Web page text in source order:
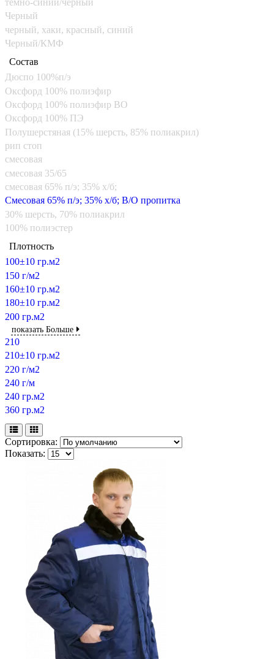
тёмно-синий/черный
Черный
черный, хаки, красный, синий
Черный/КМФ
Состав
Дюспо 100%п/э
Оксфорд 100% полиэфир
Оксфорд 100% полиэфир ВО
Оксфорд 100% ПЭ
Полушерстяная (15% шерсть, 85% полиакрил)
рип стоп
смесовая
смесовая 35/65
смесовая 65% п/э; 35% х/б;
Смесовая 65% п/э; 35% х/б; В/О пропитка
30% шерсть, 70% полиакрил
100% полиэстер
Плотность
100±10 гр.м2
150 г/м2
160±10 гр.м2
180±10 гр.м2
200 гр.м2
показать Больше
210
210±10 гр.м2
220 г/м2
240 г/м
240 гр.м2
360 гр.м2
Сортировка:
Показать: